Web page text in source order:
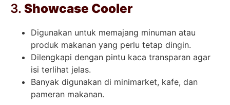
3. Showcase Cooler
Digunakan untuk memajang minuman atau
produk makanan yang perlu tetap dingin.
Dilengkapi dengan pintu kaca transparan agar
isi terlihat jelas.
Banyak digunakan di minimarket, kafe, dan
pameran makanan.